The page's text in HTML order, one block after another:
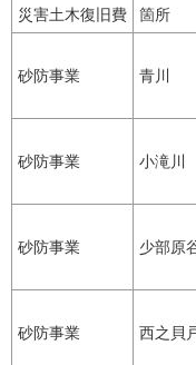
災害土木復旧費
箇所
砂防事業 青川
砂防事業 小滝川
砂防事業 少部原
砂防事業 西之貝